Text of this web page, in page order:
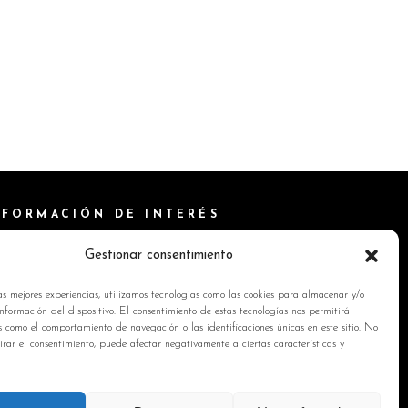
Gestionar consentimiento
mejores experiencias, utilizamos tecnologías como las cookies para almacenar y/o
del dispositivo. El consentimiento de estas tecnologías nos permitirá
como el comportamiento de navegación o las identificaciones únicas en este sitio. No
el consentimiento, puede afectar negativamente a ciertas características y
DE INTERÉS
de Cookies
de privacidad